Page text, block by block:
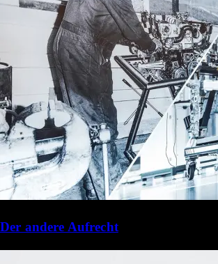
Der andere Aufrecht